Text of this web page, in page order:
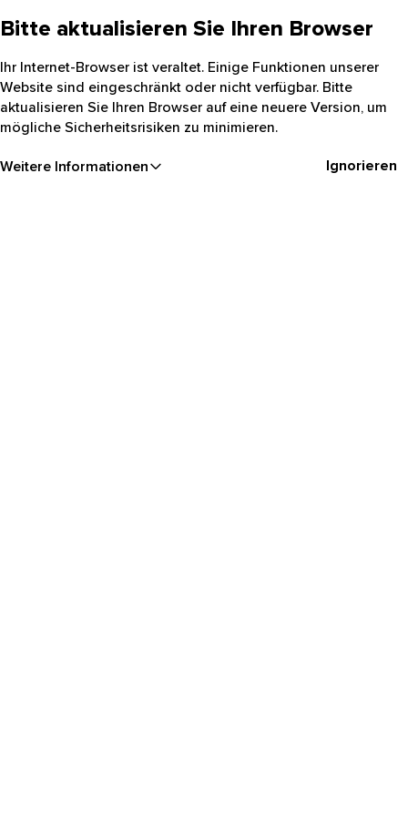
Bitte aktualisieren Sie Ihren Browser
Ihr Internet-Browser ist veraltet. Einige Funktionen unserer
Website sind eingeschränkt oder nicht verfügbar. Bitte
aktualisieren Sie Ihren Browser auf eine neuere Version, um
mögliche Sicherheitsrisiken zu minimieren.
Weitere Informationen Ignorieren